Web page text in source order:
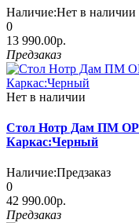
Наличие:Нет в наличии
0
13 990.00р.
Предзаказ
Нет в наличии
Стол Нотр Дам ПМ
Каркас:Черный
Наличие:Предзаказ
0
42 990.00р.
Предзаказ